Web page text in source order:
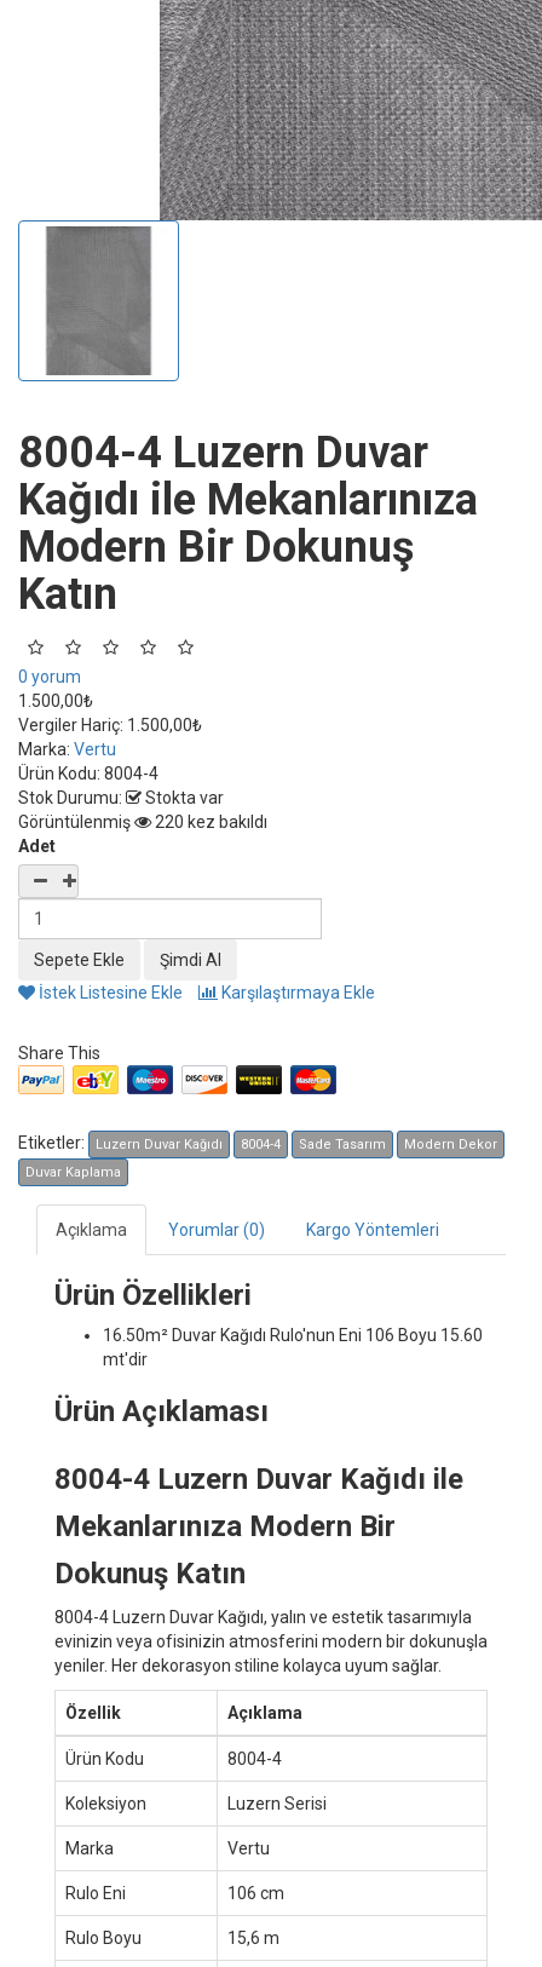
8004-4 Luzern Duvar
Kağıdı ile Mekanlarınıza
Modern Bir Dokunuş
Katın
0 yorum
1.500,00₺
Vergiler Hariç: 1.500,00₺
Marka: Vertu
Ürün Kodu: 8004-4
Stok Durumu:
Stokta var
Görüntülenmiş
220 kez bakıldı
Adet
İstek Listesine Ekle Karşılaştırmaya Ekle
Share This
Etiketler: Luzern Duvar Kağıdı 8004-4 Sade Tasarım
Modern Dekor
Duvar Kaplama
Açıklama Yorumlar (0) Kargo Yöntemleri
Ürün Özellikleri
16.50m² Duvar Kağıdı Rulo'nun Eni 106 Boyu 15.60
mt'dir
Ürün Açıklaması
8004-4 Luzern Duvar Kağıdı ile
Mekanlarınıza Modern Bir
Dokunuş Katın
8004-4 Luzern Duvar Kağıdı, yalın ve estetik tasarımıyla
evinizin veya ofisinizin atmosferini modern bir dokunuşla
yeniler. Her dekorasyon stiline kolayca uyum sağlar.
Özellik Açıklama
Ürün Kodu 8004-4
Koleksiyon Luzern Serisi
Marka Vertu
Rulo Eni 106 cm
Rulo Boyu 15,6 m